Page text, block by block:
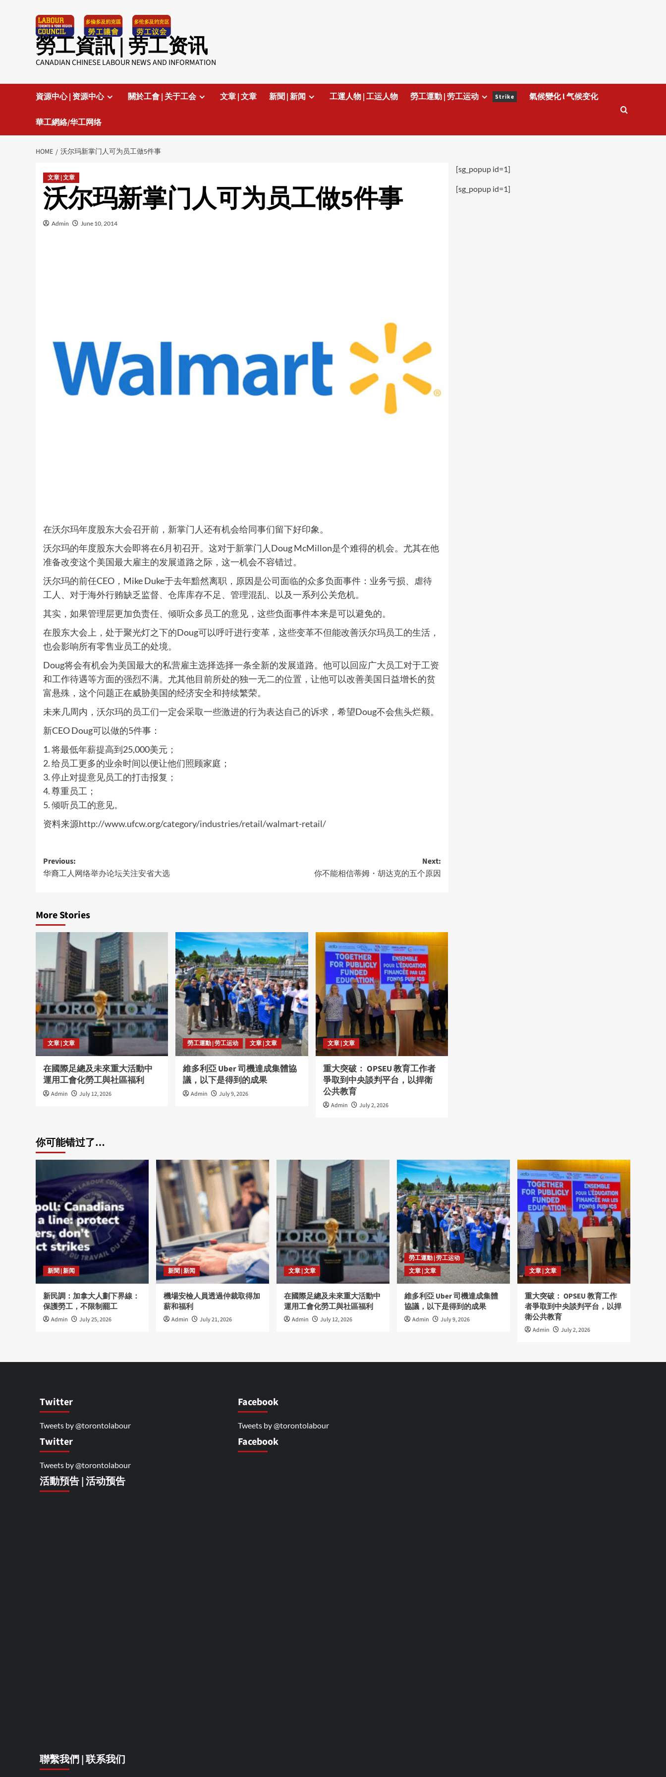
勞工資訊 | 劳工资讯
CANADIAN CHINESE LABOUR NEWS AND INFORMATION
資源中心 | 资源中心 關於工會 | 关于工会 文章 | 文章 新聞 | 新闻 工運人物 | 工运人物 勞工運動 | 劳工运动 Strike 氣候變化 l 气候变化
華工網絡/华工网络
HOME 沃尔玛新掌门人可为员工做5件事
文章 | 文章
沃尔玛新掌门人可为员工做5件事
Admin June 10, 2014
在沃尔玛年度股东大会召开前，新掌门人还有机会给同事们留下好印象。
沃尔玛的年度股东大会即将在6月初召开。这对于新掌门人Doug McMillon是个难得的机会。尤其在他
准备改变这个美国最大雇主的发展道路之际，这一机会不容错过。
沃尔玛的前任CEO，Mike Duke于去年黯然离职，原因是公司面临的众多负面事件：业务亏损、虐待
工人、对于海外行贿缺乏监督、仓库库存不足、管理混乱、以及一系列公关危机。
其实，如果管理层更加负责任、倾听众多员工的意见，这些负面事件本来是可以避免的。
在股东大会上，处于聚光灯之下的Doug可以呼吁进行变革，这些变革不但能改善沃尔玛员工的生活，
也会影响所有零售业员工的处境。
Doug将会有机会为美国最大的私营雇主选择选择一条全新的发展道路。他可以回应广大员工对于工资
和工作待遇等方面的强烈不满。尤其他目前所处的独一无二的位置，让他可以改善美国日益增长的贫
富悬殊，这个问题正在威胁美国的经济安全和持续繁荣。
未来几周内，沃尔玛的员工们一定会采取一些激进的行为表达自己的诉求，希望Doug不会焦头烂额。
新CEO Doug可以做的5件事：
1. 将最低年薪提高到25,000美元；
2. 给员工更多的业余时间以便让他们照顾家庭；
3. 停止对提意见员工的打击报复；
4. 尊重员工；
5. 倾听员工的意见。
资料来源http://www.ufcw.org/category/industries/retail/walmart-retail/
Post
navigation
Previous:
华裔工人网络举办论坛关注安省大选
Next:
你不能相信蒂姆・胡达克的五个原因
More Stories
文章 | 文章
在國際足總及未來重大活動中
運用工會化勞工與社區福利
Admin July 12, 2026
勞工運動 | 劳工运动 文章 | 文章
維多利亞 Uber 司機達成集體協
議，以下是得到的成果
Admin July 9, 2026
文章 | 文章
重大突破： OPSEU 教育工作者
爭取到中央談判平台，以捍衛
公共教育
Admin July 2, 2026
[sg_popup id=1]
[sg_popup id=1]
你可能错过了…
新聞 | 新闻
新民調：加拿大人劃下界線：
保護勞工，不限制罷工
Admin July 25, 2026
新聞 | 新闻
機場安檢人員透過仲裁取得加
薪和福利
Admin July 21, 2026
文章 | 文章
在國際足總及未來重大活動中
運用工會化勞工與社區福利
Admin July 12, 2026
勞工運動 | 劳工运动
文章 | 文章
維多利亞 Uber 司機達成集體
協議，以下是得到的成果
Admin July 9, 2026
文章 | 文章
重大突破： OPSEU 教育工作
者爭取到中央談判平台，以捍
衛公共教育
Admin July 2, 2026
Twitter
Tweets by @torontolabour
Twitter
Tweets by @torontolabour
Facebook
Tweets by @torontolabour
Facebook
活動預告 | 活动预告
聯繫我們 | 联系我们